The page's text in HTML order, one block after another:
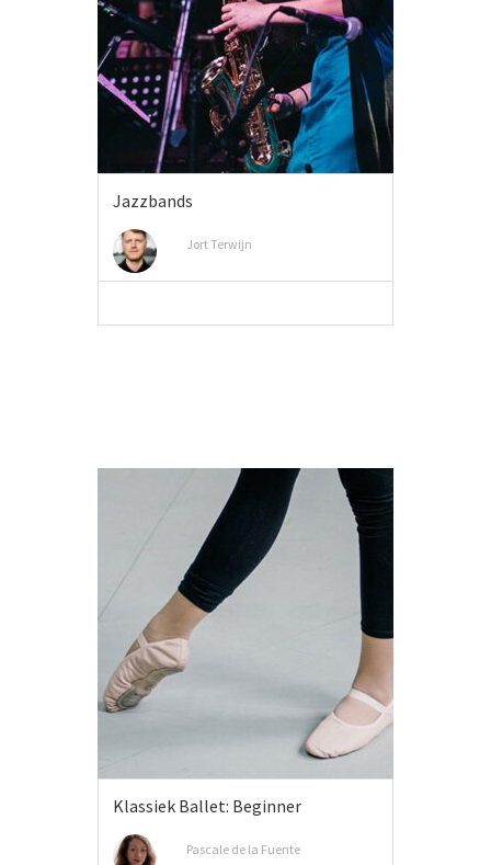
Jazzbands
Jort Terwijn
Klassiek Ballet: Beginner
Pascale de la Fuente